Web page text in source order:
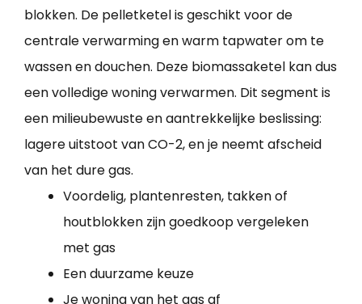
blokken. De pelletketel is geschikt voor de
centrale verwarming en warm tapwater om te
wassen en douchen. Deze biomassaketel kan dus
een volledige woning verwarmen. Dit segment is
een milieubewuste en aantrekkelijke beslissing:
lagere uitstoot van CO-2, en je neemt afscheid
van het dure gas.
Voordelig, plantenresten, takken of
houtblokken zijn goedkoop vergeleken
met gas
Een duurzame keuze
Je woning van het gas af